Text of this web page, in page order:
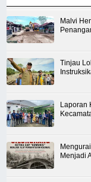
Malvi
Tinjau
Laporan
Menjadi